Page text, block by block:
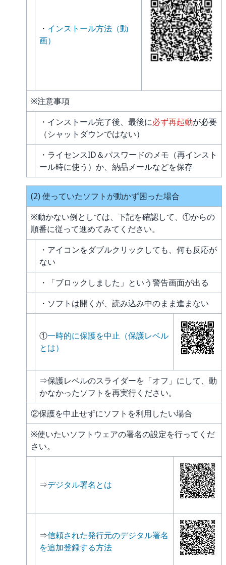
・ インストール方法（動
画）
※注意事項
・インストール完了後、最後に必ず再起動が必要
（シャットダウンではない）
・ライセンスID＆パスワードのメモ（再インスト
ール時に使う）か、納品メールなどを保存
(2) 使っていたソフトが動かず困った場合
※動かない例としては、下記を確認して、①からの
順番に従って進めてみてください。
・アイコンをダブルクリックしても、何も反応が
ない
・「ブロックしました」という警告画面が出る
・ソフトは開くが、読み込み中のまま進まない
①一時的に保護を中止（保護レベル
とは）
⇒保護レベルのスライダーを「オフ」にして、動
かなかったソフトを再実行ください。
②保護を中止せずにソフトを利用したい場合
※使いたいソフトウェアの署名の設定を行ってくだ
さい。
⇒デジタル署名とは
⇒信頼された発行元のデジタル署名
を追加登録する方法